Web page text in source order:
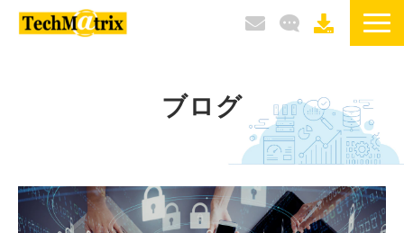
選ばれる理由
ブログ
ブログ